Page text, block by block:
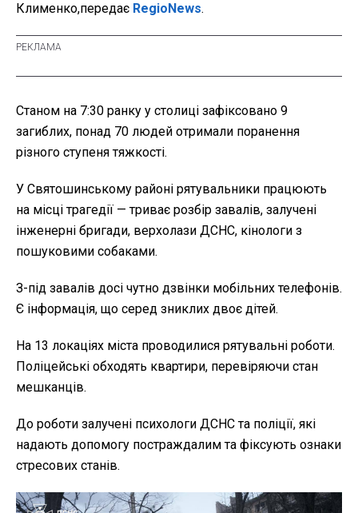
Клименко,передає RegioNews.
Станом на 7:30 ранку у столиці зафіксовано 9
загиблих, понад 70 людей отримали поранення
різного ступеня тяжкості.
У Святошинському районі рятувальники працюють
на місці трагедії — триває розбір завалів, залучені
інженерні бригади, верхолази ДСНС, кінологи з
пошуковими собаками.
З-під завалів досі чутно дзвінки мобільних телефонів.
Є інформація, що серед зниклих двоє дітей.
На 13 локаціях міста проводилися рятувальні роботи.
Поліцейські обходять квартири, перевіряючи стан
мешканців.
До роботи залучені психологи ДСНС та поліції, які
надають допомогу постраждалим та фіксують ознаки
стресових станів.